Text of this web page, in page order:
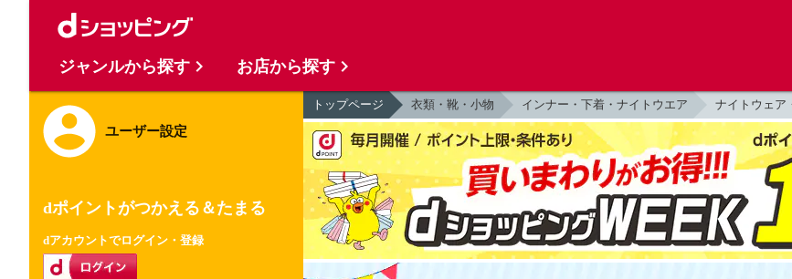
ユーザー設定
dポイントがつかえる＆たまる
dアカウントでログイン・登録
トップページ 衣類・靴・小物 インナー・下着・ナイトウエア ナイトウェア
ジャンルから探す お店から探す